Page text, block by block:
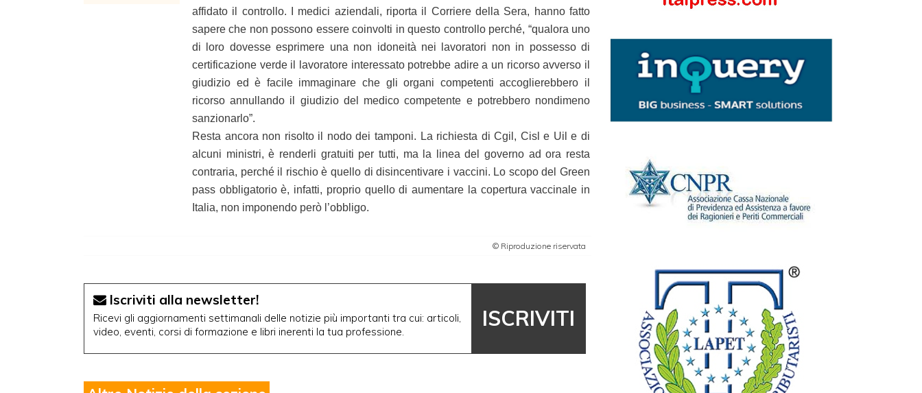
affidato il controllo. I medici aziendali, riporta il Corriere della Sera, hanno fatto
sapere che non possono essere coinvolti in questo controllo perché, “qualora uno
di loro dovesse esprimere una non idoneità nei lavoratori non in possesso di
certificazione verde il lavoratore interessato potrebbe adire a un ricorso avverso il
giudizio ed è facile immaginare che gli organi competenti accoglierebbero il
ricorso annullando il giudizio del medico competente e potrebbero nondimeno
sanzionarlo”.
Resta ancora non risolto il nodo dei tamponi. La richiesta di Cgil, Cisl e Uil e di
alcuni ministri, è renderli gratuiti per tutti, ma la linea del governo ad ora resta
contraria, perché il rischio è quello di disincentivare i vaccini. Lo scopo del Green
pass obbligatorio è, infatti, proprio quello di aumentare la copertura vaccinale in
Italia, non imponendo però l’obbligo.
© Riproduzione riservata
Iscriviti alla newsletter!
Ricevi gli aggiornamenti settimanali delle notizie più importanti tra cui: articoli,
video, eventi, corsi di formazione e libri inerenti la tua professione.
ISCRIVITI